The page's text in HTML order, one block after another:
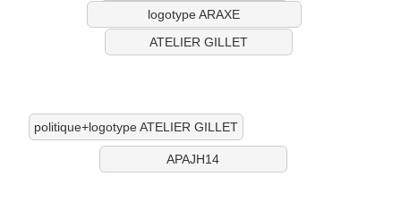
logotype ARAXE
ATELIER GILLET
politique+logotype ATELIER GILLET
APAJH14